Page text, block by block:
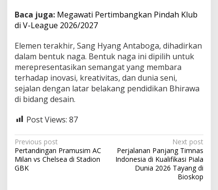
Baca juga: Megawati Pertimbangkan Pindah Klub
di V-League 2026/2027
Elemen terakhir, Sang Hyang Antaboga, dihadirkan
dalam bentuk naga. Bentuk naga ini dipilih untuk
merepresentasikan semangat yang membara
terhadap inovasi, kreativitas, dan dunia seni,
sejalan dengan latar belakang pendidikan Bhirawa
di bidang desain.
Post Views: 87
P
o
s
Previous post
Pertandingan Pramusim AC
Milan vs Chelsea di Stadion
GBK
Next post
Perjalanan Panjang Timnas
Indonesia di Kualifikasi Piala
Dunia 2026 Tayang di
Bioskop